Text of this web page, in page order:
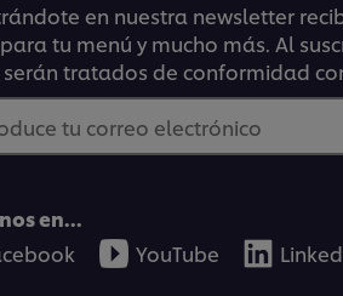
en nuestra newsletter
tu menú y mucho más. Al
tratados de conformidad
tu correo electrónico
en...
YouTube